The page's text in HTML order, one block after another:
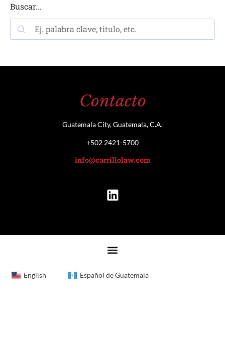
Buscar...
Contacto
Guatemala City, Guatemala, C.A.
+502 2421-5700
info@carrillolaw.com
English Español de Guatemala